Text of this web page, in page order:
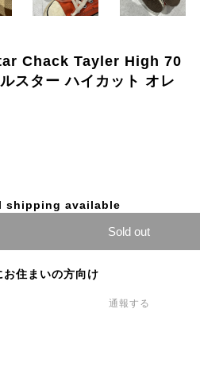
Chack Tayler High 70
スター ハイカット オレ
shipping available
Sold out
お住まいの方向け
通報する